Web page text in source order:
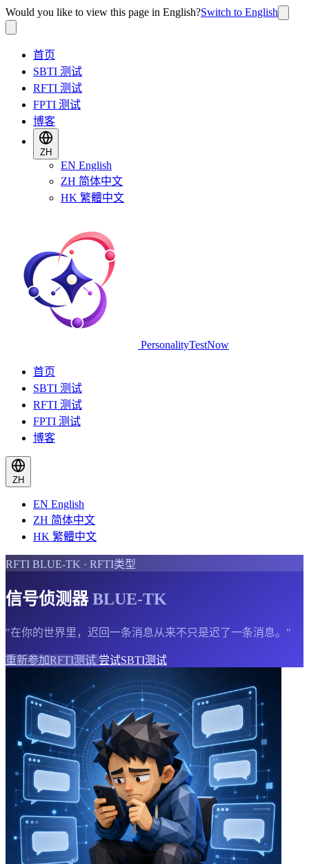
Would you like to view this page in English?Switch to English
首页
SBTI 测试
RFTI 测试
FPTI 测试
博客
ZH
EN English
ZH 简体中文
HK 繁體中文
PersonalityTestNow
首页
SBTI 测试
RFTI 测试
FPTI 测试
博客
ZH
EN English
ZH 简体中文
HK 繁體中文
RFTI BLUE-TK · RFTI类型
信号侦测器BLUE-TK
"在你的世界里，迟回一条消息从来不只是迟了一条消息。"
重新参加RFTI测试 尝试SBTI测试